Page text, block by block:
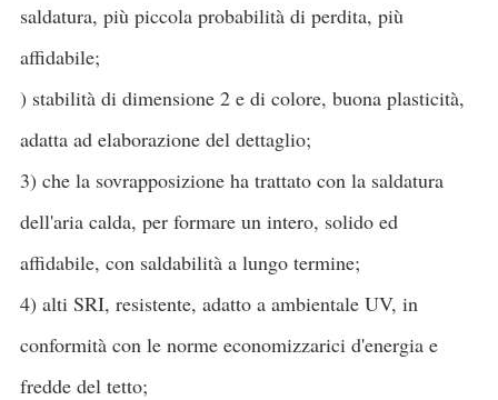
saldatura, più piccola probabilità di perdita, più
affidabile;
) stabilità di dimensione 2 e di colore, buona plasticità,
adatta ad elaborazione del dettaglio;
3) che la sovrapposizione ha trattato con la saldatura
dell'aria calda, per formare un intero, solido ed
affidabile, con saldabilità a lungo termine;
4) alti SRI, resistente, adatto a ambientale UV, in
conformità con le norme economizzarici d'energia e
fredde del tetto;